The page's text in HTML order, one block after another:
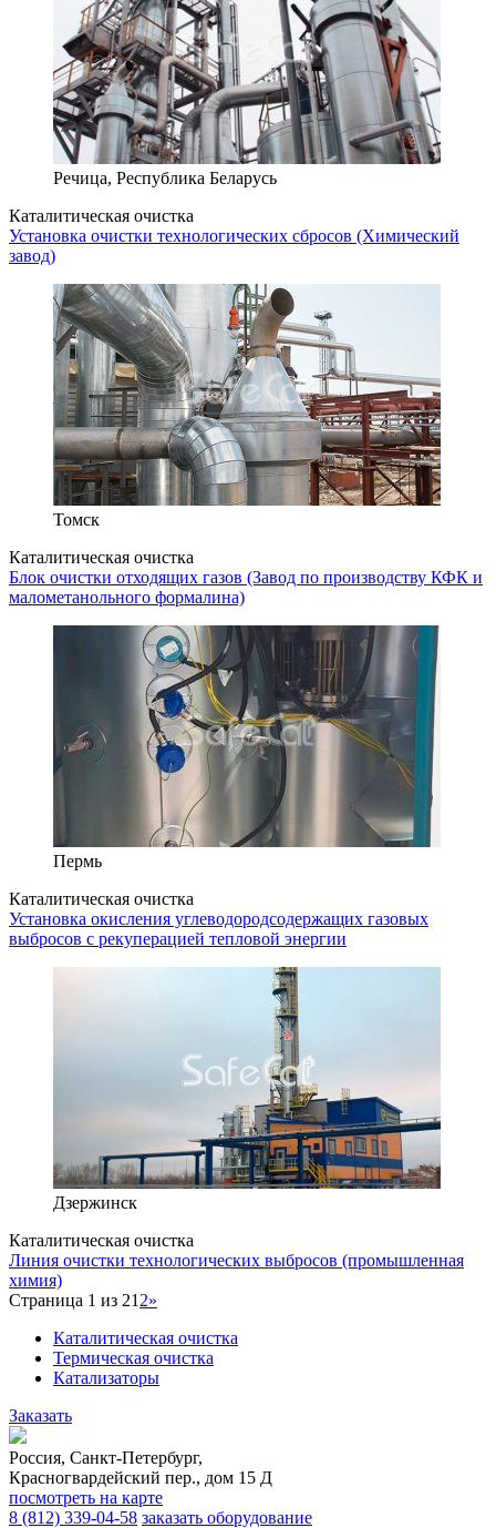
Речица, Республика Беларусь
Каталитическая очистка
Установка очистки технологических сбросов (Химический
завод)
Томск
Каталитическая очистка
Блок очистки отходящих газов (Завод по производству КФК и
малометанольного формалина)
Пермь
Каталитическая очистка
Установка окисления углеводородсодержащих газовых
выбросов с рекуперацией тепловой энергии
Дзержинск
Каталитическая очистка
Линия очистки технологических выбросов (промышленная
химия)
Страница 1 из 21 2»
Каталитическая очистка
Термическая очистка
Катализаторы
Заказать
Россия, Санкт-Петербург,
Красногвардейский пер., дом 15 Д
посмотреть на карте
8 (812) 339-04-58 заказать оборудование